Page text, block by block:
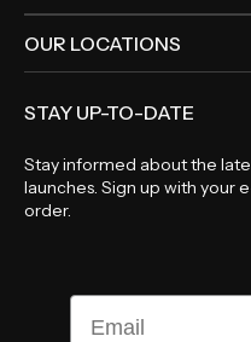
OUR LOCATIONS
STAY UP-TO-DATE
Stay informed about the
launches. Sign up with your
order.
Email